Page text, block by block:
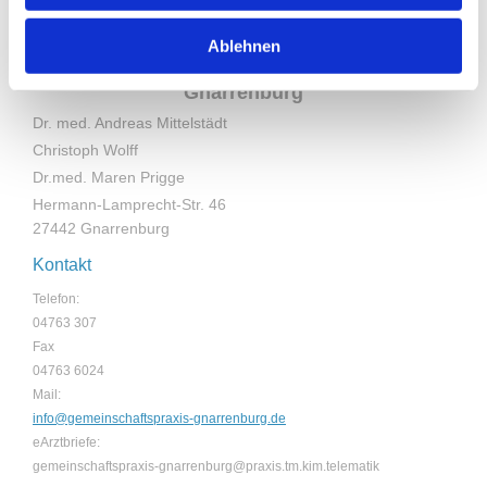
Ablehnen
Gemeinschaftspraxis
Gnarrenburg
Dr. med. Andreas Mittelstädt
Christoph Wolff
Dr.med. Maren Prigge
Hermann-Lamprecht-Str. 46
27442 Gnarrenburg
Kontakt
Telefon:
04763 307
Fax
04763 6024
Mail:
info@gemeinschaftspraxis-gnarrenburg.de
eArztbriefe:
gemeinschaftspraxis-gnarrenburg@praxis.tm.kim.telematik